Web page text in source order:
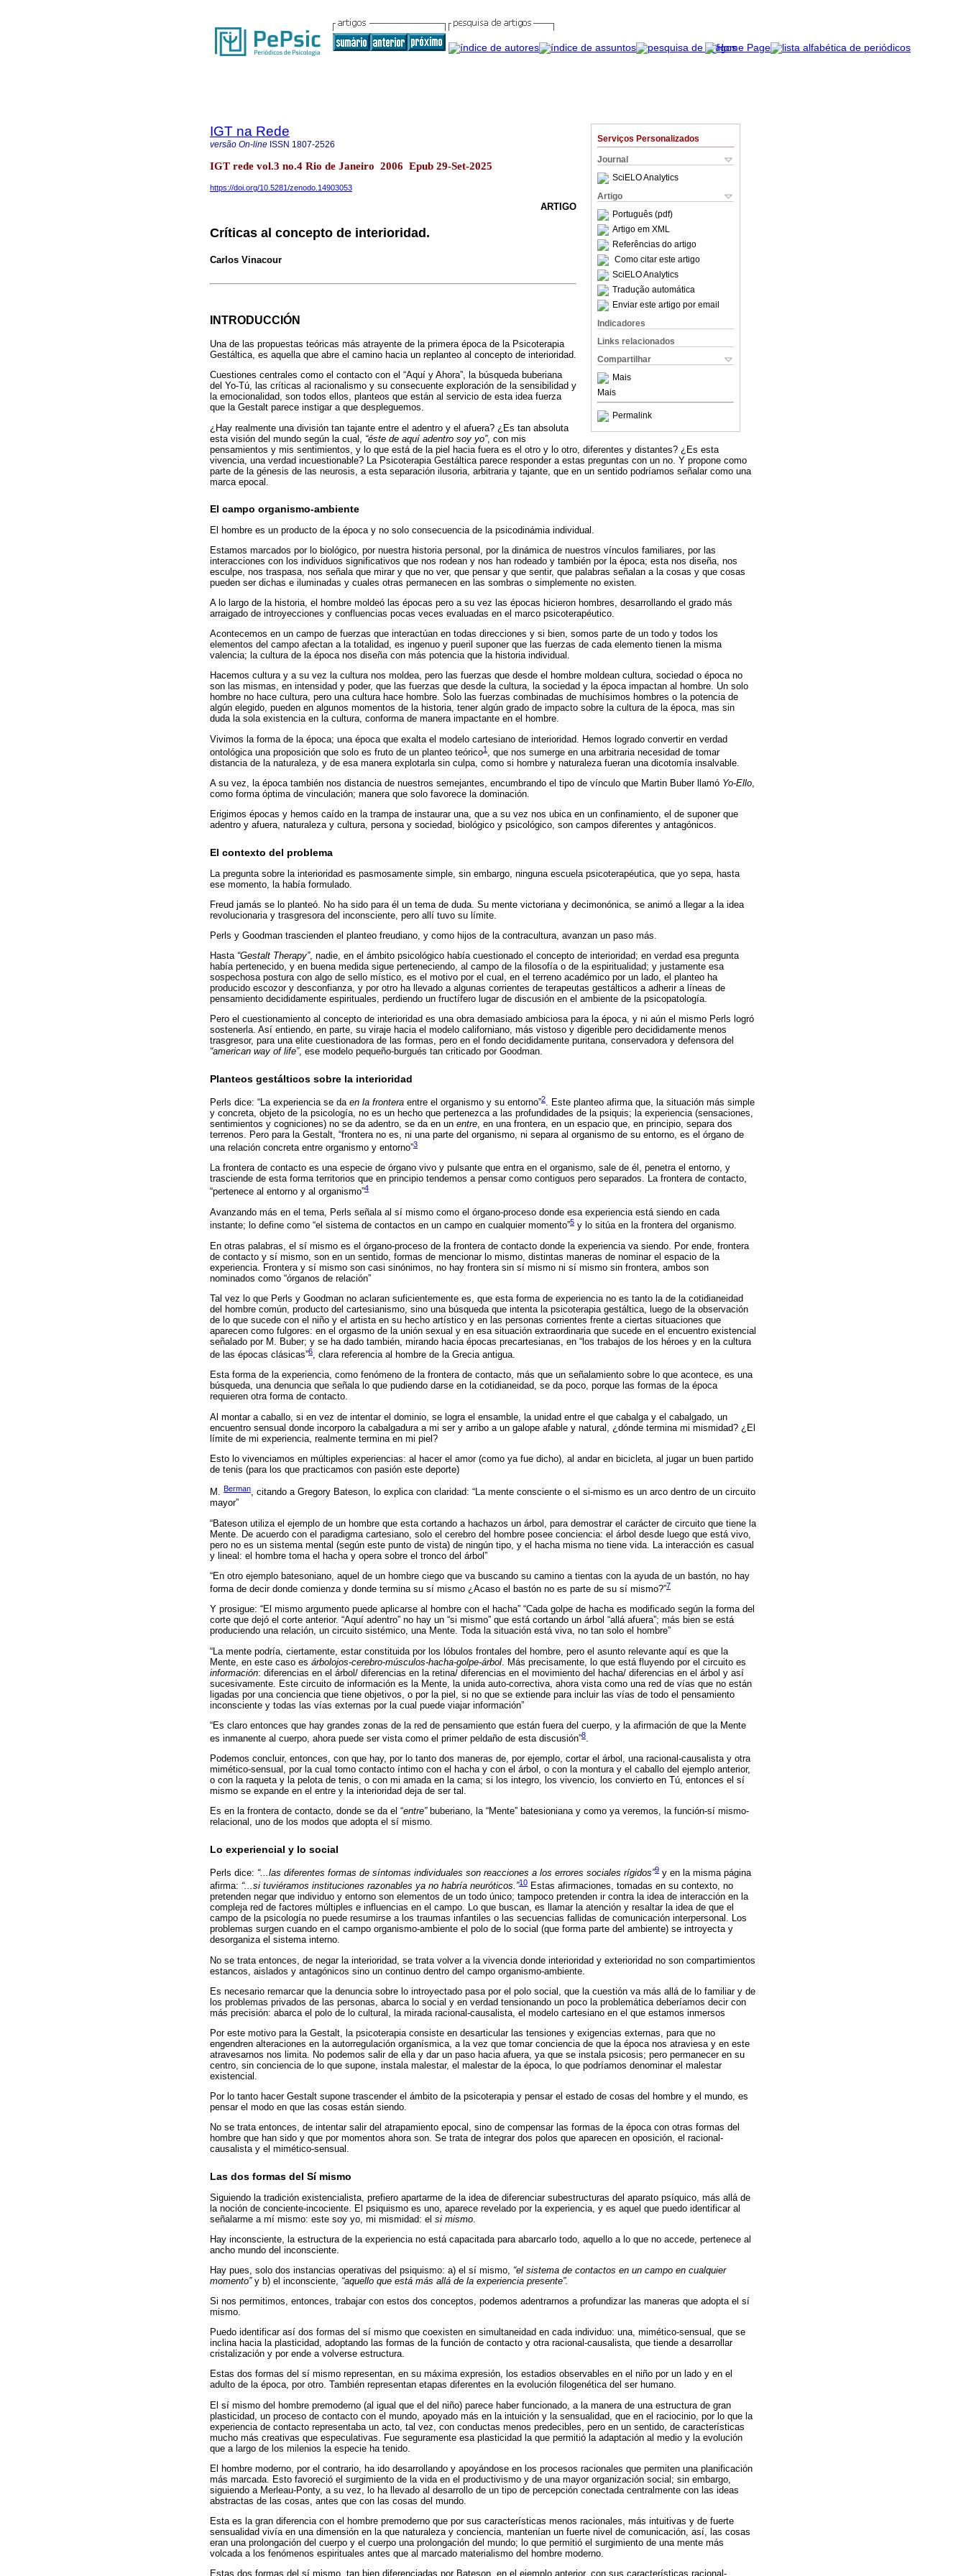
Serviços Personalizados
Journal
SciELO Analytics
Artigo
Português (pdf)
Artigo em XML
Referências do artigo
Como citar este artigo
SciELO Analytics
Tradução automática
Enviar este artigo por email
Indicadores
Links relacionados
Compartilhar
Mais
Mais
Permalink
IGT na Rede
versão On-line ISSN 1807-2526
IGT rede vol.3 no.4 Rio de Janeiro 2006 Epub 29-Set-2025
https://doi.org/10.5281/zenodo.14903053
ARTIGO
Críticas al concepto de interioridad.
Carlos Vinacour
INTRODUCCIÓN
Una de las propuestas teóricas más atrayente de la primera época de la Psicoterapia
Gestáltica, es aquella que abre el camino hacia un replanteo al concepto de interioridad.
Cuestiones centrales como el contacto con el “Aquí y Ahora”, la búsqueda buberiana
del Yo-Tú, las críticas al racionalismo y su consecuente exploración de la sensibilidad y
la emocionalidad, son todos ellos, planteos que están al servicio de esta idea fuerza
que la Gestalt parece instigar a que despleguemos.
¿Hay realmente una división tan tajante entre el adentro y el afuera? ¿Es tan absoluta
esta visión del mundo según la cual, “éste de aquí adentro soy yo”, con mis
pensamientos y mis sentimientos, y lo que está de la piel hacia fuera es el otro y lo otro, diferentes y distantes? ¿Es esta
vivencia, una verdad incuestionable? La Psicoterapia Gestáltica parece responder a estas preguntas con un no. Y propone como
parte de la génesis de las neurosis, a esta separación ilusoria, arbitraria y tajante, que en un sentido podríamos señalar como una
marca epocal.
El campo organismo-ambiente
El hombre es un producto de la época y no solo consecuencia de la psicodinámia individual.
Estamos marcados por lo biológico, por nuestra historia personal, por la dinámica de nuestros vínculos familiares, por las
interacciones con los individuos significativos que nos rodean y nos han rodeado y también por la época; esta nos diseña, nos
esculpe, nos traspasa, nos señala que mirar y que no ver, que pensar y que sentir, que palabras señalan a la cosas y que cosas
pueden ser dichas e iluminadas y cuales otras permanecen en las sombras o simplemente no existen.
A lo largo de la historia, el hombre moldeó las épocas pero a su vez las épocas hicieron hombres, desarrollando el grado más
arraigado de introyecciones y confluencias pocas veces evaluadas en el marco psicoterapéutico.
Acontecemos en un campo de fuerzas que interactúan en todas direcciones y si bien, somos parte de un todo y todos los
elementos del campo afectan a la totalidad, es ingenuo y pueril suponer que las fuerzas de cada elemento tienen la misma
valencia; la cultura de la época nos diseña con más potencia que la historia individual.
Hacemos cultura y a su vez la cultura nos moldea, pero las fuerzas que desde el hombre moldean cultura, sociedad o época no
son las mismas, en intensidad y poder, que las fuerzas que desde la cultura, la sociedad y la época impactan al hombre. Un solo
hombre no hace cultura, pero una cultura hace hombre. Solo las fuerzas combinadas de muchísimos hombres o la potencia de
algún elegido, pueden en algunos momentos de la historia, tener algún grado de impacto sobre la cultura de la época, mas sin
duda la sola existencia en la cultura, conforma de manera impactante en el hombre.
Vivimos la forma de la época; una época que exalta el modelo cartesiano de interioridad. Hemos logrado convertir en verdad
ontológica una proposición que solo es fruto de un planteo teórico1 , que nos sumerge en una arbitraria necesidad de tomar
distancia de la naturaleza, y de esa manera explotarla sin culpa, como si hombre y naturaleza fueran una dicotomía insalvable.
A su vez, la época también nos distancia de nuestros semejantes, encumbrando el tipo de vínculo que Martin Buber llamó Yo-Ello,
como forma óptima de vinculación; manera que solo favorece la dominación.
Erigimos épocas y hemos caído en la trampa de instaurar una, que a su vez nos ubica en un confinamiento, el de suponer que
adentro y afuera, naturaleza y cultura, persona y sociedad, biológico y psicológico, son campos diferentes y antagónicos.
El contexto del problema
La pregunta sobre la interioridad es pasmosamente simple, sin embargo, ninguna escuela psicoterapéutica, que yo sepa, hasta
ese momento, la había formulado.
Freud jamás se lo planteó. No ha sido para él un tema de duda. Su mente victoriana y decimonónica, se animó a llegar a la idea
revolucionaria y trasgresora del inconsciente, pero allí tuvo su límite.
Perls y Goodman trascienden el planteo freudiano, y como hijos de la contracultura, avanzan un paso más.
Hasta “Gestalt Therapy”, nadie, en el ámbito psicológico había cuestionado el concepto de interioridad; en verdad esa pregunta
había pertenecido, y en buena medida sigue perteneciendo, al campo de la filosofía o de la espiritualidad; y justamente esa
sospechosa postura con algo de sello místico, es el motivo por el cual, en el terreno académico por un lado, el planteo ha
producido escozor y desconfianza, y por otro ha llevado a algunas corrientes de terapeutas gestálticos a adherir a líneas de
pensamiento decididamente espirituales, perdiendo un fructífero lugar de discusión en el ambiente de la psicopatología.
Pero el cuestionamiento al concepto de interioridad es una obra demasiado ambiciosa para la época, y ni aún el mismo Perls logró
sostenerla. Así entiendo, en parte, su viraje hacia el modelo californiano, más vistoso y digerible pero decididamente menos
trasgresor, para una elite cuestionadora de las formas, pero en el fondo decididamente puritana, conservadora y defensora del
“american way of life”, ese modelo pequeño-burgués tan criticado por Goodman.
Planteos gestálticos sobre la interioridad
Perls dice: “La experiencia se da en la frontera entre el organismo y su entorno”2
. Este planteo afirma que, la situación más simple
y concreta, objeto de la psicología, no es un hecho que pertenezca a las profundidades de la psiquis; la experiencia (sensaciones,
sentimientos y cogniciones) no se da adentro, se da en un entre , en una frontera, en un espacio que, en principio, separa dos
terrenos. Pero para la Gestalt, “frontera no es, ni una parte del organismo, ni separa al organismo de su entorno, es el órgano de
una relación concreta entre organismo y entorno”3
La frontera de contacto es una especie de órgano vivo y pulsante que entra en el organismo, sale de él, penetra el entorno, y
trasciende de esta forma territorios que en principio tendemos a pensar como contiguos pero separados. La frontera de contacto,
“pertenece al entorno y al organismo”4
Avanzando más en el tema, Perls señala al sí mismo como el órgano-proceso donde esa experiencia está siendo en cada
instante; lo define como “el sistema de contactos en un campo en cualquier momento”5 y lo sitúa en la frontera del organismo.
En otras palabras, el sí mismo es el órgano-proceso de la frontera de contacto donde la experiencia va siendo. Por ende, frontera
de contacto y sí mismo, son en un sentido, formas de mencionar lo mismo, distintas maneras de nominar el espacio de la
experiencia. Frontera y sí mismo son casi sinónimos, no hay frontera sin sí mismo ni sí mismo sin frontera, ambos son
nominados como “órganos de relación”
Tal vez lo que Perls y Goodman no aclaran suficientemente es, que esta forma de experiencia no es tanto la de la cotidianeidad
del hombre común, producto del cartesianismo, sino una búsqueda que intenta la psicoterapia gestáltica, luego de la observación
de lo que sucede con el niño y el artista en su hecho artístico y en las personas corrientes frente a ciertas situaciones que
aparecen como fulgores: en el orgasmo de la unión sexual y en esa situación extraordinaria que sucede en el encuentro existencial
señalado por M. Buber; y se ha dado también, mirando hacia épocas precartesianas, en “los trabajos de los héroes y en la cultura
de las épocas clásicas”6, clara referencia al hombre de la Grecia antigua.
Esta forma de la experiencia, como fenómeno de la frontera de contacto, más que un señalamiento sobre lo que acontece, es una
búsqueda, una denuncia que señala lo que pudiendo darse en la cotidianeidad, se da poco, porque las formas de la época
requieren otra forma de contacto.
Al montar a caballo, si en vez de intentar el dominio, se logra el ensamble, la unidad entre el que cabalga y el cabalgado, un
encuentro sensual donde incorporo la cabalgadura a mi ser y arribo a un galope afable y natural, ¿dónde termina mi mismidad? ¿El
límite de mi experiencia, realmente termina en mi piel?
Esto lo vivenciamos en múltiples experiencias: al hacer el amor (como ya fue dicho), al andar en bicicleta, al jugar un buen partido
de tenis (para los que practicamos con pasión este deporte)
M. Berman, citando a Gregory Bateson, lo explica con claridad: “La mente consciente o el si-mismo es un arco dentro de un circuito
mayor”
“Bateson utiliza el ejemplo de un hombre que esta cortando a hachazos un árbol, para demostrar el carácter de circuito que tiene la
Mente. De acuerdo con el paradigma cartesiano, solo el cerebro del hombre posee conciencia: el árbol desde luego que está vivo,
pero no es un sistema mental (según este punto de vista) de ningún tipo, y el hacha misma no tiene vida. La interacción es casual
y lineal: el hombre toma el hacha y opera sobre el tronco del árbol”
“En otro ejemplo batesoniano, aquel de un hombre ciego que va buscando su camino a tientas con la ayuda de un bastón, no hay
forma de decir donde comienza y donde termina su sí mismo ¿Acaso el bastón no es parte de su sí mismo?”7
Y prosigue: “El mismo argumento puede aplicarse al hombre con el hacha” “Cada golpe de hacha es modificado según la forma del
corte que dejó el corte anterior. “Aquí adentro” no hay un “si mismo” que está cortando un árbol “allá afuera”; más bien se está
produciendo una relación, un circuito sistémico, una Mente. Toda la situación está viva, no tan solo el hombre”
“La mente podría, ciertamente, estar constituida por los lóbulos frontales del hombre, pero el asunto relevante aquí es que la
Mente, en este caso es árbolojos-cerebro-músculos-hacha-golpe-árbol . Más precisamente, lo que está fluyendo por el circuito es
información: diferencias en el árbol/ diferencias en la retina/ diferencias en el movimiento del hacha/ diferencias en el árbol y así
sucesivamente. Este circuito de información es la Mente, la unida auto-correctiva, ahora vista como una red de vías que no están
ligadas por una conciencia que tiene objetivos, o por la piel, si no que se extiende para incluir las vías de todo el pensamiento
inconsciente y todas las vías externas por la cual puede viajar información”
“Es claro entonces que hay grandes zonas de la red de pensamiento que están fuera del cuerpo, y la afirmación de que la Mente
es inmanente al cuerpo, ahora puede ser vista como el primer peldaño de esta discusión”8.
Podemos concluir, entonces, con que hay, por lo tanto dos maneras de, por ejemplo, cortar el árbol, una racional-causalista y otra
mimético-sensual, por la cual tomo contacto íntimo con el hacha y con el árbol, o con la montura y el caballo del ejemplo anterior,
o con la raqueta y la pelota de tenis, o con mi amada en la cama; si los integro, los vivencio, los convierto en Tú, entonces el sí
mismo se expande en el entre y la interioridad deja de ser tal.
Es en la frontera de contacto, donde se da el “entre”buberiano, la “Mente” batesioniana y como ya veremos, la función-sí mismo-
relacional, uno de los modos que adopta el sí mismo.
Lo experiencial y lo social
Perls dice: “...las diferentes formas de síntomas individuales son reacciones a los errores sociales rígidos”9 y en la misma página
afirma: “...si tuviéramos instituciones razonables ya no habría neuróticos.”10 Estas afirmaciones, tomadas en su contexto, no
pretenden negar que individuo y entorno son elementos de un todo único; tampoco pretenden ir contra la idea de interacción en la
compleja red de factores múltiples e influencias en el campo. Lo que buscan, es llamar la atención y resaltar la idea de que el
campo de la psicología no puede resumirse a los traumas infantiles o las secuencias fallidas de comunicación interpersonal. Los
problemas surgen cuando en el campo organismo-ambiente el polo de lo social (que forma parte del ambiente) se introyecta y
desorganiza el sistema interno.
No se trata entonces, de negar la interioridad, se trata volver a la vivencia donde interioridad y exterioridad no son compartimientos
estancos, aislados y antagónicos sino un continuo dentro del campo organismo-ambiente.
Es necesario remarcar que la denuncia sobre lo introyectado pasa por el polo social, que la cuestión va más allá de lo familiar y de
los problemas privados de las personas, abarca lo social y en verdad tensionando un poco la problemática deberíamos decir con
más precisión: abarca el polo de lo cultural, la mirada racional-causalista, el modelo cartesiano en el que estamos inmersos
Por este motivo para la Gestalt, la psicoterapia consiste en desarticular las tensiones y exigencias externas, para que no
engendren alteraciones en la autorregulación organísmica, a la vez que tomar conciencia de que la época nos atraviesa y en este
atravesarnos nos limita. No podemos salir de ella y dar un paso hacia afuera, ya que se instala psicosis; pero permanecer en su
centro, sin conciencia de lo que supone, instala malestar, el malestar de la época, lo que podríamos denominar el malestar
existencial.
Por lo tanto hacer Gestalt supone trascender el ámbito de la psicoterapia y pensar el estado de cosas del hombre y el mundo, es
pensar el modo en que las cosas están siendo.
No se trata entonces, de intentar salir del atrapamiento epocal, sino de compensar las formas de la época con otras formas del
hombre que han sido y que por momentos ahora son. Se trata de integrar dos polos que aparecen en oposición, el racional-
causalista y el mimético-sensual.
Las dos formas del Sí mismo
Siguiendo la tradición existencialista, prefiero apartarme de la idea de diferenciar subestructuras del aparato psíquico, más allá de
la noción de conciente-incociente. El psiquismo es uno, aparece revelado por la experiencia, y es aquel que puedo identificar al
señalarme a mí mismo: este soy yo, mi mismidad: el si mismo
Hay inconsciente, la estructura de la experiencia no está capacitada para abarcarlo todo, aquello a lo que no accede, pertenece al
ancho mundo del inconsciente.
Hay pues, solo dos instancias operativas del psiquismo: a) el sí mismo, “el sistema de contactos en un campo en cualquier
momento”y b) el inconsciente, “aquello que está más allá de la experiencia presente”.
Si nos permitimos, entonces, trabajar con estos dos conceptos, podemos adentrarnos a profundizar las maneras que adopta el sí
mismo.
Puedo identificar así dos formas del sí mismo que coexisten en simultaneidad en cada individuo: una, mimético-sensual, que se
inclina hacia la plasticidad, adoptando las formas de la función de contacto y otra racional-causalista, que tiende a desarrollar
cristalización y por ende a volverse estructura.
Estas dos formas del sí mismo representan, en su máxima expresión, los estadios observables en el niño por un lado y en el
adulto de la época, por otro. También representan etapas diferentes en la evolución filogenética del ser humano.
El sí mismo del hombre premoderno (al igual que el del niño) parece haber funcionado, a la manera de una estructura de gran
plasticidad, un proceso de contacto con el mundo, apoyado más en la intuición y la sensualidad, que en el raciocinio, por lo que la
experiencia de contacto representaba un acto, tal vez, con conductas menos predecibles, pero en un sentido, de características
mucho más creativas que especulativas. Fue seguramente esa plasticidad la que permitió la adaptación al medio y la evolución
que a largo de los milenios la especie ha tenido.
El hombre moderno, por el contrario, ha ido desarrollando y apoyándose en los procesos racionales que permiten una planificación
más marcada. Esto favoreció el surgimiento de la vida en el productivismo y de una mayor organización social; sin embargo,
siguiendo a Merleau-Ponty, a su vez, lo ha llevado al desarrollo de un tipo de percepción conectada centralmente con las ideas
abstractas de las cosas, antes que con las cosas del mundo.
Esta es la gran diferencia con el hombre premoderno que por sus características menos racionales, más intuitivas y de fuerte
sensualidad vivía en una dimensión en la que naturaleza y conciencia, mantenían un fuerte nivel de comunicación, así, las cosas
eran una prolongación del cuerpo y el cuerpo una prolongación del mundo; lo que permitió el surgimiento de una mente más
volcada a los fenómenos espirituales antes que al marcado materialismo del hombre moderno.
Estas dos formas del sí mismo, tan bien diferenciadas por Bateson, en el ejemplo anterior, con sus características racional-